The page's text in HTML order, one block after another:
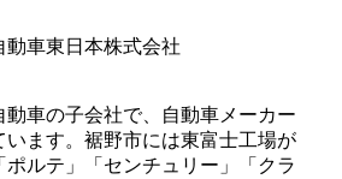
動車東日本株式会社
動車の子会社で、自動車メーカー
います。裾野市には東富士工場が
ポルテ」「センチュリー」「クラ